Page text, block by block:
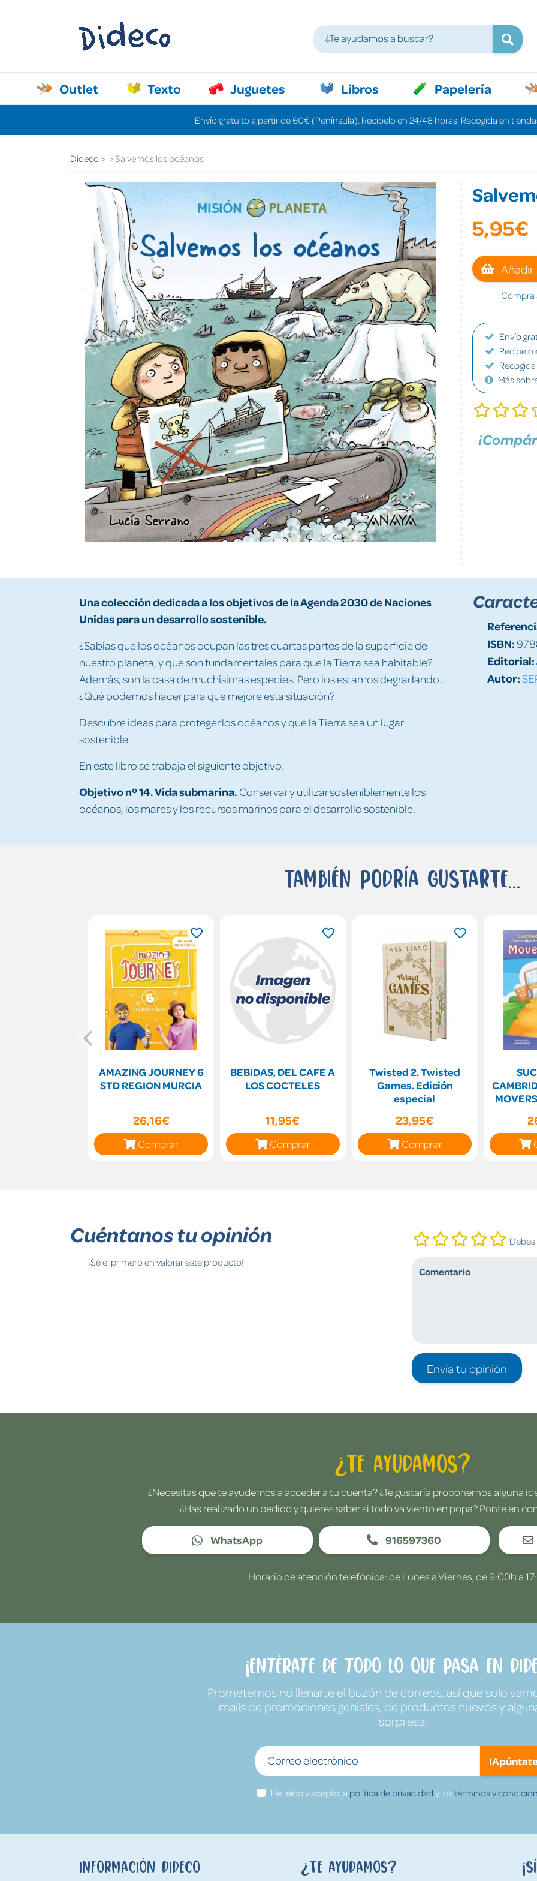
Outlet Texto Juguetes Libros Papelería
Envío gratuito a partir de 60€ (Península). Recíbelo en 24/48 horas. Recogida en
Dideco Salvemos los océanos
5,95€
Añadir
Compra
Envío
Recíbelo
Más
Una colección dedicada a los objetivos de la Agenda 2030 de Naciones
Unidas para un desarrollo sostenible.
¿Sabías que los océanos ocupan las tres cuartas partes de la superficie de
nuestro planeta, y que son fundamentales para que la Tierra sea habitable?
Además, son la casa de muchísimas especies. Pero los estamos degradando...
¿Qué podemos hacer para que mejore esta situación?
Descubre ideas para proteger los océanos y que la Tierra sea un lugar
sostenible.
En este libro se trabaja el siguiente objetivo:
Objetivo nº 14. Vida submarina. Conservar y utilizar sosteniblemente los
océanos, los mares y los recursos marinos para el desarrollo sostenible.
ISBN:
Editorial:
Autor:
También podría gustarte...
AMAZING JOURNEY 6
STD REGION MURCIA
26,16€
Comprar
BEBIDAS, DEL CAFE A
LOS COCTELES
11,95€
Comprar
Twisted 2. Twisted
Games. Edición
especial
23,95€
Comprar
Cuéntanos tu opinión
¡Sé el primero en valorar este producto!
Envía tu opinión
¿Te ayudamos?
¿Necesitas que te ayudemos a acceder a tu cuenta? ¿Te gustaría proponernos alguna
¿Has realizado un pedido y quieres saber si todo va viento en popa? Ponte en
WhatsApp 916597360
Horario de atención telefónica: de Lunes a Viernes, de 9:00h a
¡Entérate de todo lo que pasa en
Prometemos no llenarte el buzón de correos, así que solo
mails de promociones geniales, de productos nuevos y
sorpresa.
He leído y acepto la política de privacidad y lostérminos y
Información Dideco ¿Te ayudamos?